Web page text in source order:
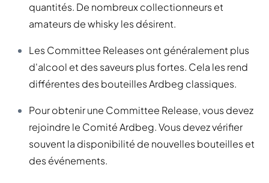
quantités. De nombreux collectionneurs et
amateurs de whisky les désirent.
Les Committee Releases ont généralement plus
d'alcool et des saveurs plus fortes. Cela les rend
différentes des bouteilles Ardbeg classiques.
Pour obtenir une Committee Release, vous devez
rejoindre le Comité Ardbeg. Vous devez vérifier
souvent la disponibilité de nouvelles bouteilles et
des événements.